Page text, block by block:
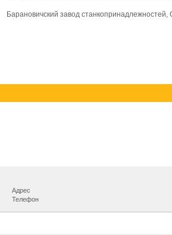
Барановичский завод
Адрес
Телефон